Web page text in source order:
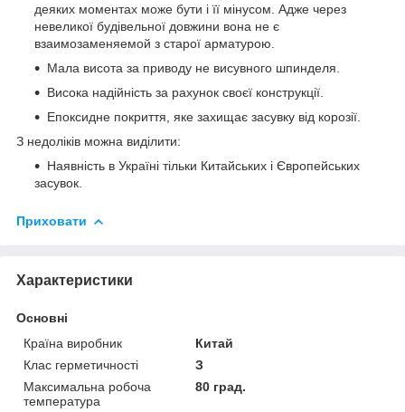
деяких моментах може бути і її мінусом. Адже через
невеликої будівельної довжини вона не є
взаимозаменяемой з старої арматурою.
Мала висота за приводу не висувного шпинделя.
Висока надійність за рахунок своєї конструкції.
Епоксидне покриття, яке захищає засувку від корозії.
З недоліків можна виділити:
Наявність в Україні тільки Китайських і Європейських
засувок.
Приховати
Характеристики
Основні
Країна виробник
Китай
Клас герметичності
З
Максимальна робоча
температура
80 град.